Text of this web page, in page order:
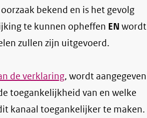
bekend en is het gevolg
te kunnen opheffen EN wordt
zullen zijn uitgevoerd.
de verklaring, wordt aangegeven
toegankelijkheid van en welke
kanaal toegankelijker te maken.